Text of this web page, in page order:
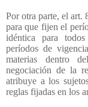
Por otra parte, el art.
para que fijen el
idéntica para
períodos de
materias dentro
negociación de la
atribuye a los
reglas fijadas en los